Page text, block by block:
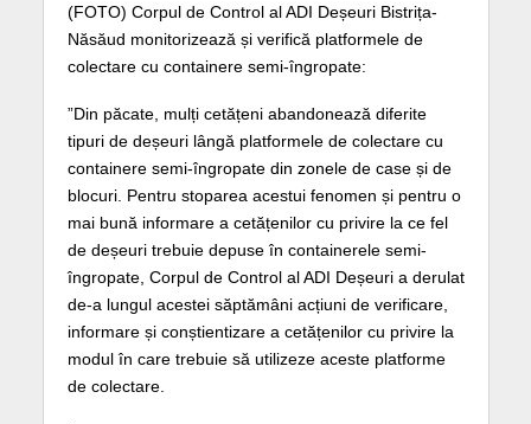
(FOTO) Corpul de Control al ADI Deșeuri Bistrița-
Năsăud monitorizează și verifică platformele de
colectare cu containere semi-îngropate:
”Din păcate, mulți cetățeni abandonează diferite
tipuri de deșeuri lângă platformele de colectare cu
containere semi-îngropate din zonele de case și de
blocuri. Pentru stoparea acestui fenomen și pentru o
mai bună informare a cetățenilor cu privire la ce fel
de deșeuri trebuie depuse în containerele semi-
îngropate, Corpul de Control al ADI Deșeuri a derulat
de-a lungul acestei săptămâni acțiuni de verificare,
informare și conștientizare a cetățenilor cu privire la
modul în care trebuie să utilizeze aceste platforme
de colectare.